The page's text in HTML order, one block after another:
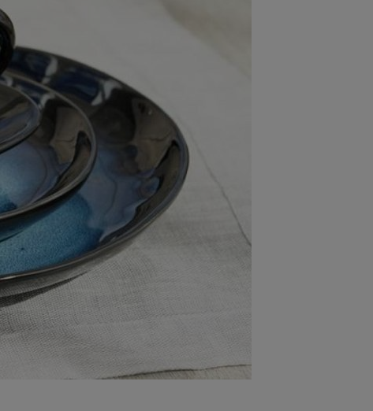
do celów identyfikacji.
pomiar reklam i treści,